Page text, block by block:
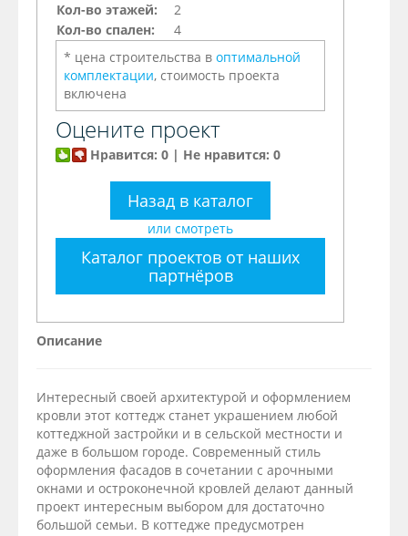
Кол-во этажей:
2
Кол-во спален:
4
* цена строительства в оптимальной
комплектации, стоимость проекта
включена
Оцените проект
Нравится: 0 | Не нравится: 0
Назад в каталог
или смотреть
Каталог проектов от наших
партнёров
Описание
Интересный своей архитектурой и оформлением
кровли этот коттедж станет украшением любой
коттеджной застройки и в сельской местности и
даже в большом городе. Современный стиль
оформления фасадов в сочетании с арочными
окнами и остроконечной кровлей делают данный
проект интересным выбором для достаточно
большой семьи. В коттедже предусмотрен